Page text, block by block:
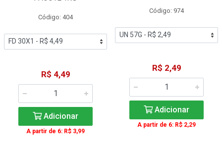
Código: 404
R$ 4,49
Adicionar
A partir de 6: R$ 3,99
Código: 974
R$ 2,49
Adicionar
A partir de 6: R$ 2,29